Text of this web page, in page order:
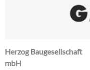
Herzog Baugesellschaft
mbH